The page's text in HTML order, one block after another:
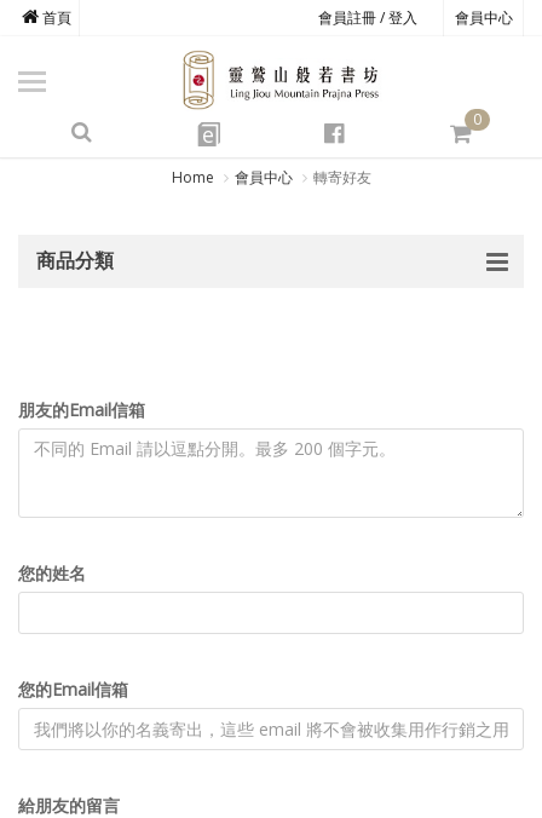
會員註冊 / 登入 會員中心
首頁
e
0
商品總覽
心道書庫
靈鷲叢書
心靈影音
Home 會員中心 轉寄好友
商品分類
朋友的Email信箱
您的姓名
您的Email信箱
給朋友的留言